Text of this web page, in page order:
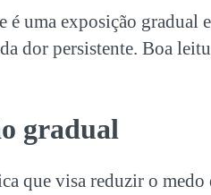
é uma exposição gradual
dor persistente. Boa
gradual
que visa reduzir o